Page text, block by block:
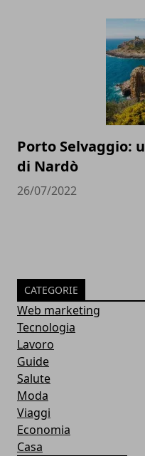
Porto Selvaggio:
di Nardò
26/07/2022
CATEGORIE
Web marketing
Tecnologia
Lavoro
Guide
Salute
Moda
Viaggi
Economia
Casa